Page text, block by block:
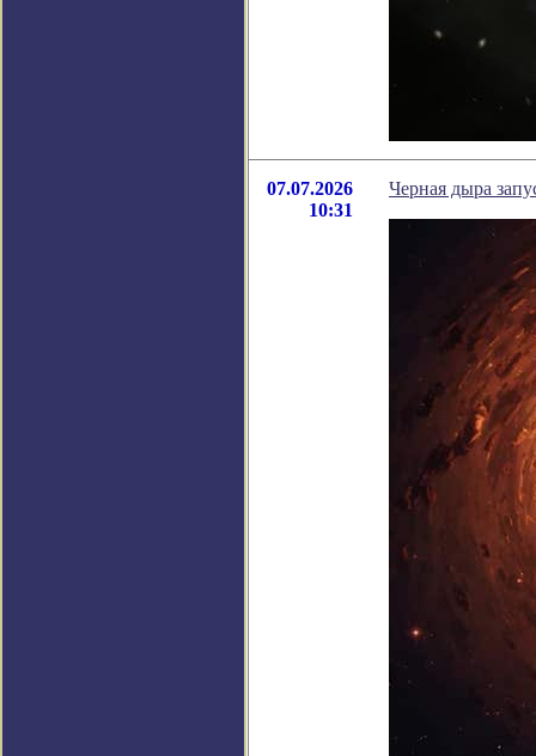
07.07.2026
10:31
Черная дыра